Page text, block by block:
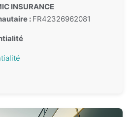
INSURANCE
: FR42326962081